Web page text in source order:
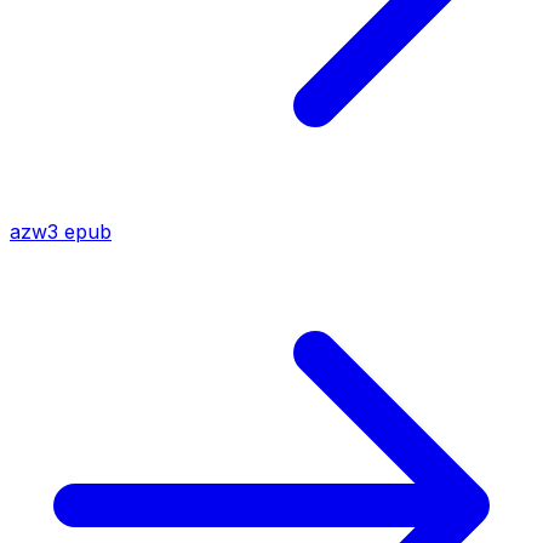
azw3 epub